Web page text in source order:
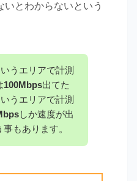
いとわからないという
うエリアで計測
100Mbps出てた
うエリアで計測
しか速度が出
もあります。